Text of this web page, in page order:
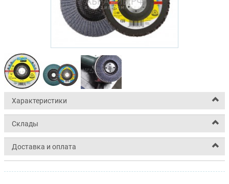
Характеристики
Склады
Доставка и оплата